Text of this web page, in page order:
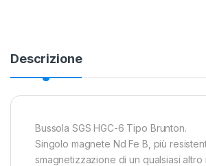
Descrizione
Bussola SGS HGC-6 Tipo Brunton.
Singolo magnete Nd Fe B, più
smagnetizzazione di un qualsiasi altro